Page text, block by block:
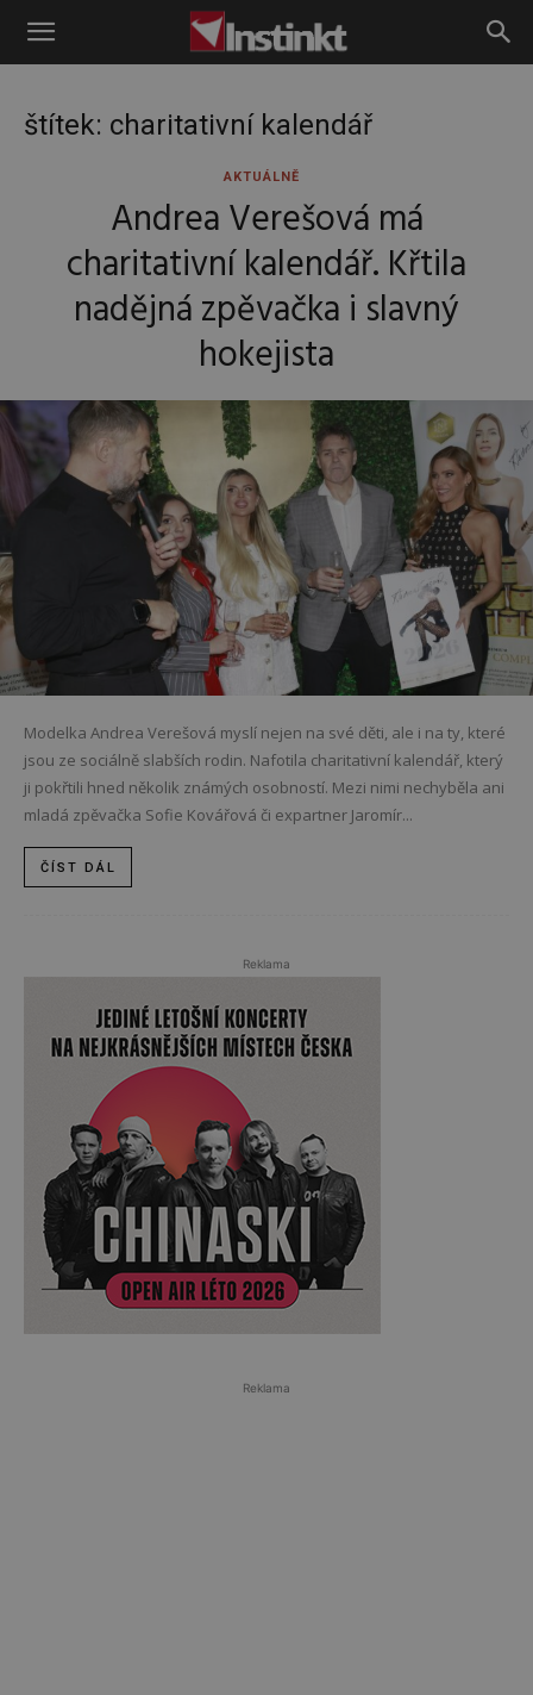
Instinkt
štítek: charitativní kalendář
AKTUÁLNĚ
Andrea Verešová má
charitativní kalendář. Křtila
nadějná zpěvačka i slavný
hokejista
Modelka Andrea Verešová myslí nejen na své děti, ale i na ty, které
jsou ze sociálně slabších rodin. Nafotila charitativní kalendář, který
ji pokřtili hned několik známých osobností. Mezi nimi nechyběla ani
mladá zpěvačka Sofie Kovářová či expartner Jaromír...
ČÍST DÁL
Reklama
Reklama